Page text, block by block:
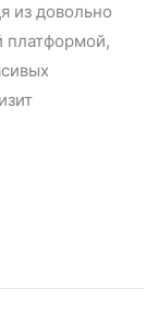
из довольно
платформой,